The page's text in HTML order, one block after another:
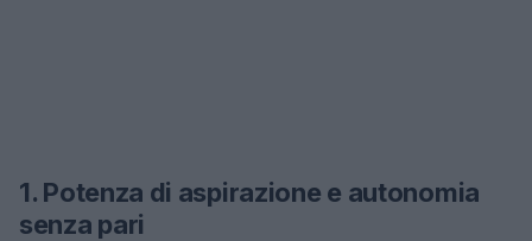
1. Potenza di aspirazione e autonomia
senza pari